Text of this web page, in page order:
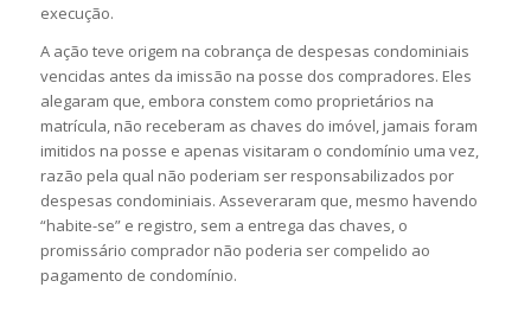
execução.
A ação teve origem na cobrança de despesas condominiais
vencidas antes da imissão na posse dos compradores. Eles
alegaram que, embora constem como proprietários na
matrícula, não receberam as chaves do imóvel, jamais foram
imitidos na posse e apenas visitaram o condomínio uma vez,
razão pela qual não poderiam ser responsabilizados por
despesas condominiais. Asseveraram que, mesmo havendo
“habite-se” e registro, sem a entrega das chaves, o
promissário comprador não poderia ser compelido ao
pagamento de condomínio.